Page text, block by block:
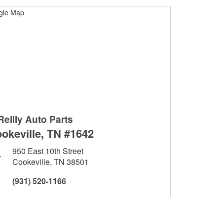
Auto Parts
TN #1642
950 East 10th Street
Cookeville, TN 38501
(931) 520-1166